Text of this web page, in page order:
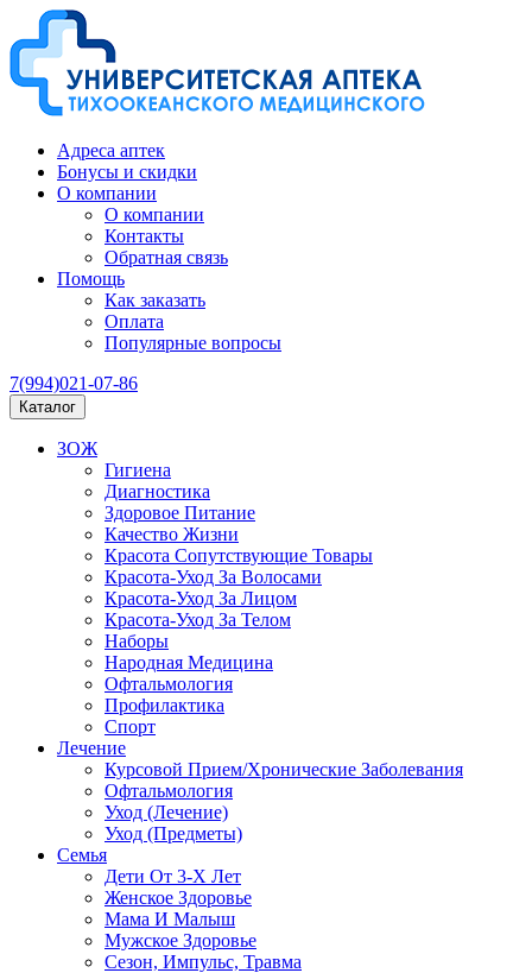
Адреса аптек
Бонусы и скидки
О компании
О компании
Контакты
Обратная связь
Помощь
Как заказать
Оплата
Популярные вопросы
7(994)021-07-86
Каталог
ЗОЖ
Гигиена
Диагностика
Здоровое Питание
Качество Жизни
Красота Сопутствующие Товары
Красота-Уход За Волосами
Красота-Уход За Лицом
Красота-Уход За Телом
Наборы
Народная Медицина
Офтальмология
Профилактика
Спорт
Лечение
Курсовой Прием/Хронические Заболевания
Офтальмология
Уход (Лечение)
Уход (Предметы)
Семья
Дети От 3-Х Лет
Женское Здоровье
Мама И Малыш
Мужское Здоровье
Сезон, Импульс, Травма